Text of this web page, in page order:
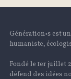
Génération•s est
humaniste,
Fondé le 1er juillet
défend des idées